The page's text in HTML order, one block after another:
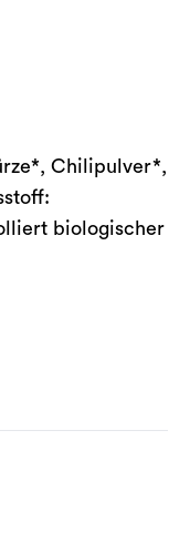
Chilipulver*,
biologischer